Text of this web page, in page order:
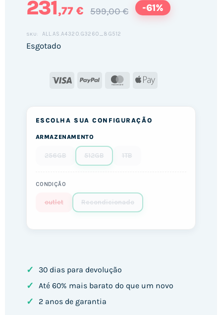
231,77 € 599,00 € -61%
SKU: ALL.AS.A4320.G3260_8G512
Esgotado
Visa PayPal MasterCard
Apple
ESCOLHA SUA CONFIGURAÇÃO
ARMAZENAMENTO
256GB 512GB 1TB
CONDIÇÃO
outlet Recondicionado
✓ 30 dias para devolução
✓ Até 60% mais barato do que um novo
✓ 2 anos de garantia